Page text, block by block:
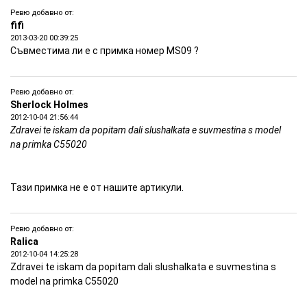
Ревю добавно от:
fifi
2013-03-20 00:39:25
Съвместима ли е с примка номер MS09 ?
Ревю добавно от:
Sherlock Holmes
2012-10-04 21:56:44
Zdravei te iskam da popitam dali slushalkata e suvmestina s model
na primka C55020
Тази примка не е от нашите артикули.
Ревю добавно от:
Ralica
2012-10-04 14:25:28
Zdravei te iskam da popitam dali slushalkata e suvmestina s
model na primka C55020